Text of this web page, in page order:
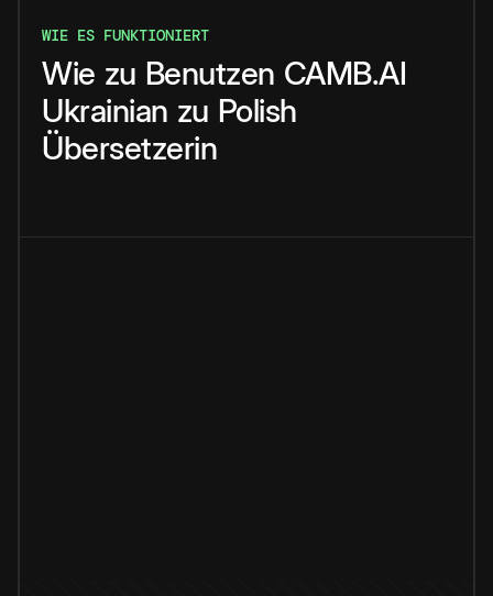
WIE ES FUNKTIONIERT
Wie zu Benutzen CAMB.AI
Ukrainian zu Polish
Übersetzerin